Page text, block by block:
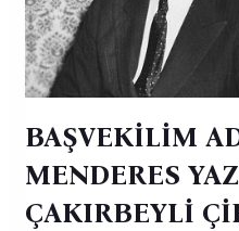
BAŞVEKİLİM
MENDERES
ÇAKIRBEYLİ